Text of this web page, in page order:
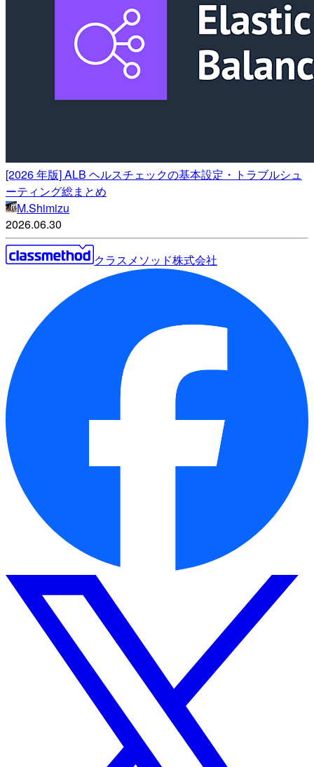
[2026 年版] ALB ヘルスチェックの基本設定・トラブルシュ
ーティング総まとめ
M.Shimizu
2026.06.30
クラスメソッド株式会社